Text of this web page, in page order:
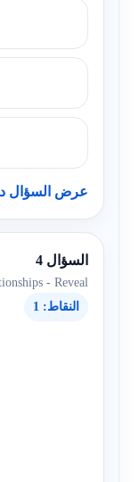
عرض السؤال
السؤال 4
- Reveal
النقاط: 1